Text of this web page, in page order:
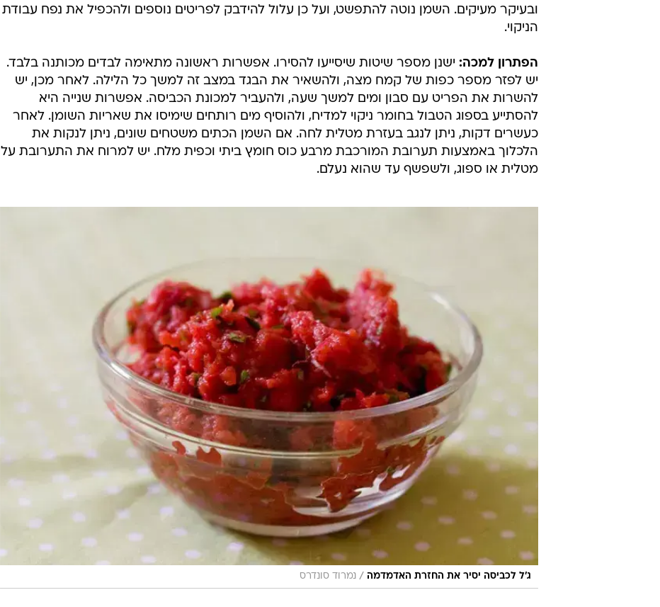
ובעיקר מעיקים. השמן נוטה להתפשט, ועל כן עלול להידבק לפריטים נוספים ולהכפיל את נפח עבודת
הניקוי.
הפתרון למכה: ישנן מספר שיטות שיסייעו להסירו. אפשרות ראשונה מתאימה לבדים מכותנה בלבד.
יש לפזר מספר כפות של קמח מצה, ולהשאיר את הבגד במצב זה למשך כל הלילה. לאחר מכן, יש
להשרות את הפריט עם סבון ומים למשך שעה, ולהעביר למכונת הכביסה. אפשרות שנייה היא
להסתייע בספוג הטבול בחומר ניקוי למדיח, ולהוסיף מים רותחים שימיסו את שאריות השומן. לאחר
כעשרים דקות, ניתן לנגב בעזרת מטלית לחה. אם השמן הכתים משטחים שונים, ניתן לנקות את
הלכלוך באמצעות תערובת המורכבת מרבע כוס חומץ ביתי וכפית מלח. יש למרוח את התערובת על
מטלית או ספוג, ולשפשף עד שהוא נעלם.
ג'ל לכביסה יסיר את החזרת האדמדמה / נמרוד סונדרס